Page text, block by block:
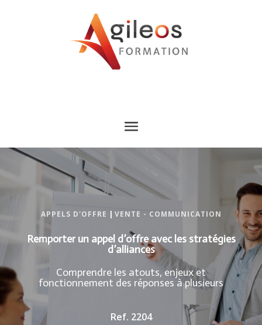
APPELS D'OFFRE | VENTE - COMMUNICATION
Remporter un appel d’offre avec les stratégies
d’alliances
Comprendre les atouts, enjeux et
fonctionnement des réponses à plusieurs
Ref. 2204